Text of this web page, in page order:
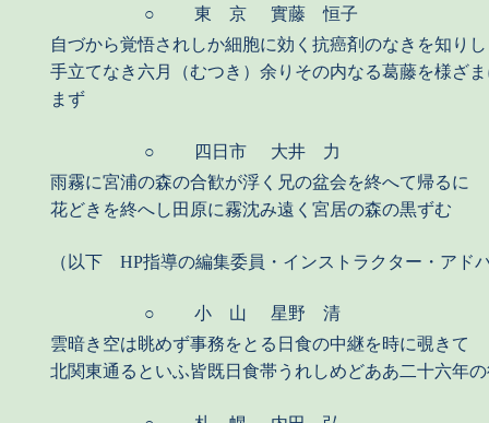
○ 東 京
實藤 恒子
自づから覚悟されしか細胞に効く抗癌剤のなきを知り
手立てなき六月（むつき）余りその内なる葛藤を様ざ
まず
○ 四日市
大井 力
雨霧に宮浦の森の合歓が浮く兄の盆会を終へて帰るに
花どきを終へし田原に霧沈み遠く宮居の森の黒ずむ
（以下 HP指導の編集委員・インストラクター・アド
○ 小 山
星野 清
雲暗き空は眺めず事務をとる日食の中継を時に覗きて
北関東通るといふ皆既日食帯うれしめどああ二十六年